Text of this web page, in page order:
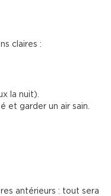
claires :
la nuit).
et garder un air sain.
antérieurs : tout sera